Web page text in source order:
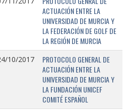
ACTUACIÓN ENTRE LA
UNIVERSIDAD DE MURCIA Y
LA FEDERACIÓN DE GOLF DE
LA REGIÓN DE MURCIA
10/2017
PROTOCOLO GENERAL DE
ACTUACIÓN ENTRE LA
UNIVERSIDAD DE MURCIA Y
LA FUNDACIÓN UNICEF
COMITÉ ESPAÑOL